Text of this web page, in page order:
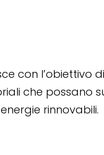
con l’obiettivo
che possano
rinnovabili.